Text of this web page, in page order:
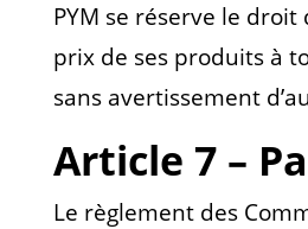
PYM se réserve le
prix de ses produits à
sans avertissement
Article 7 –
Le règlement des